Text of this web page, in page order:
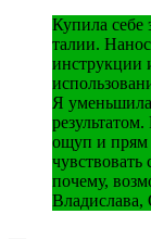
Купила себе
талии.
инструкции
Я
ощуп и прям
почему,
Владислава,